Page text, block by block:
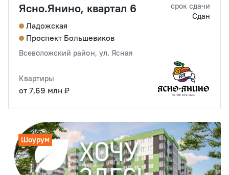
Ясно.Янино, квартал 6
Ладожская
Проспект Большевиков
Всеволожский район, ул. Ясная
срок сдачи
Сдан
Квартиры
от 7,69 млн ₽
Шоурум